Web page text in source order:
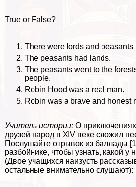
True or False?
There were lords and
The peasants had lands.
The peasants went to the
people.
Robin Hood was a real man.
Robin was a brave and honest
Учитель истории: О
друзей народ в XIV веке сложил
Послушайте отрывок из баллады
разбойнике, чтобы узнать, какой у
(Двое учащихся наизусть
остальные внимательно слушают):